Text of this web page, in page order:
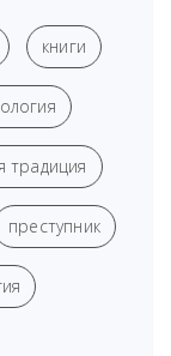
книги
традиция
преступник